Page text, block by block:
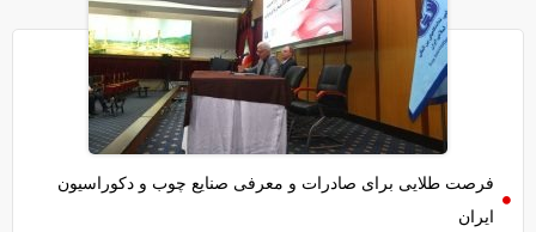
فرصت طلایی برای صادرات و معرفی صنایع چوب و دکوراسیون
ایران